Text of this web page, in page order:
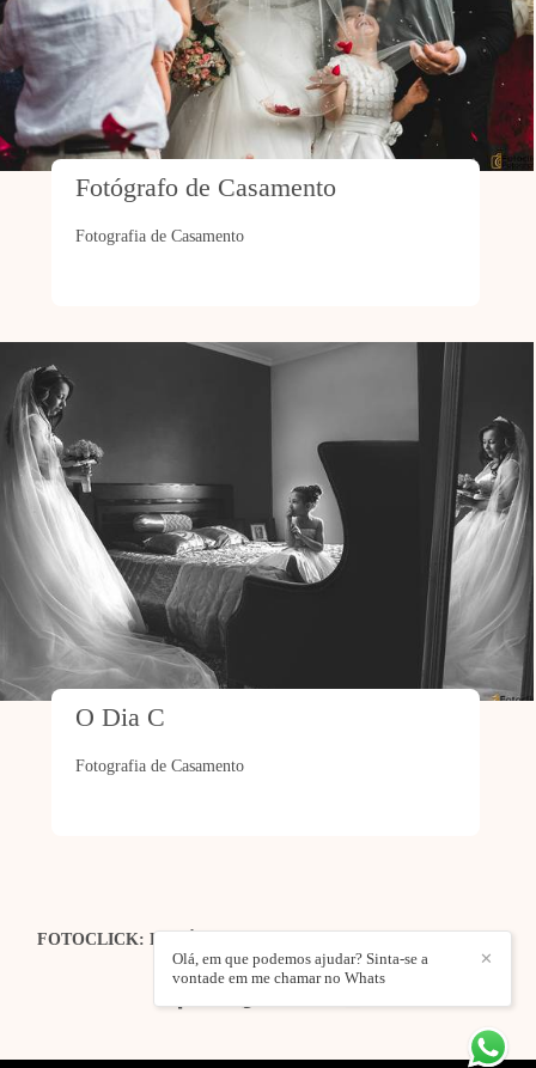
Fotógrafo de Casamento
Fotografia de Casamento
O Dia C
Fotografia de Casamento
FOTOCLICK: FOTÓGRAFO DE CASAMENTOS | EVENTOS
| ESTÚDIO/CONTACTO ✕
Olá, em que podemos ajudar? Sinta-se a
vontade em me chamar no Whats